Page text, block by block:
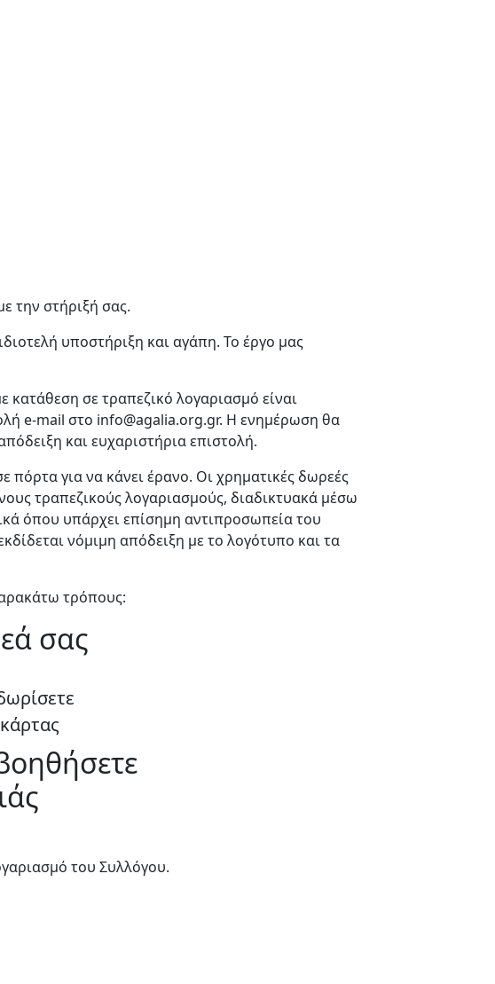
την στήριξή σας.
υποστήριξη και αγάπη. Το έργο μας
κατάθεση σε τραπεζικό λογαριασμό είναι
e-mail στο info@agalia.org.gr. Η ενημέρωση θα
και ευχαριστήρια επιστολή.
πόρτα για να κάνει έρανο. Οι χρηματικές δωρεές
τραπεζικούς λογαριασμούς, διαδικτυακά μέσω
όπου υπάρχει επίσημη αντιπροσωπεία του
νόμιμη απόδειξη με το λογότυπο και τα
τρόπους:
σας
του Συλλόγου.